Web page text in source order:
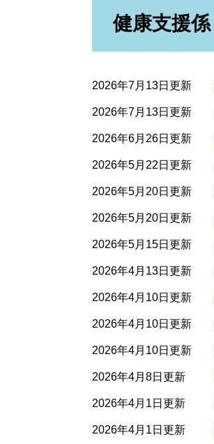
健康支援係
2026年7月13日更新
2026年7月13日更新
2026年6月26日更新
2026年5月22日更新
2026年5月20日更新
2026年5月20日更新
2026年5月15日更新
2026年4月13日更新
2026年4月10日更新
2026年4月10日更新
2026年4月10日更新
2026年4月8日更新
2026年4月1日更新
2026年4月1日更新